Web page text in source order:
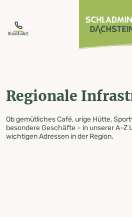
Kontakt
Regionale
Ob gemütliches Café, urige Hütte,
besondere Geschäfte – in unserer A–Z
wichtigen Adressen in der Region.